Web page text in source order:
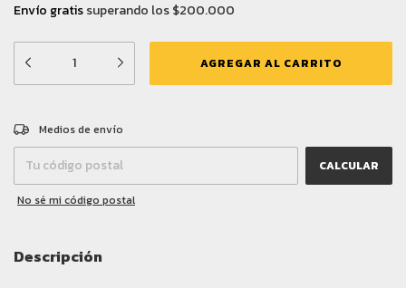
Envío gratissuperando los$200.000
Entregas para el CP:
Medios de envío
CALCULAR
No sé mi código postal
Descripción